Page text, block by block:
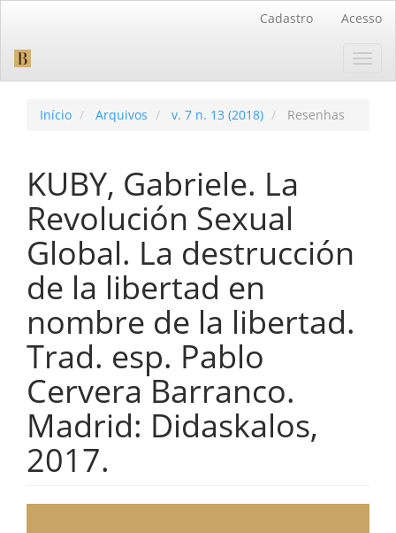
Barra
Cadastro Acesso
Início Arquivos v. 7 n. 13 (2018) Resenhas
KUBY, Gabriele. La
Revolución Sexual
Global. La destrucción
de la libertad en
nombre de la libertad.
Trad. esp. Pablo
Cervera Barranco.
Madrid: Didaskalos,
2017.